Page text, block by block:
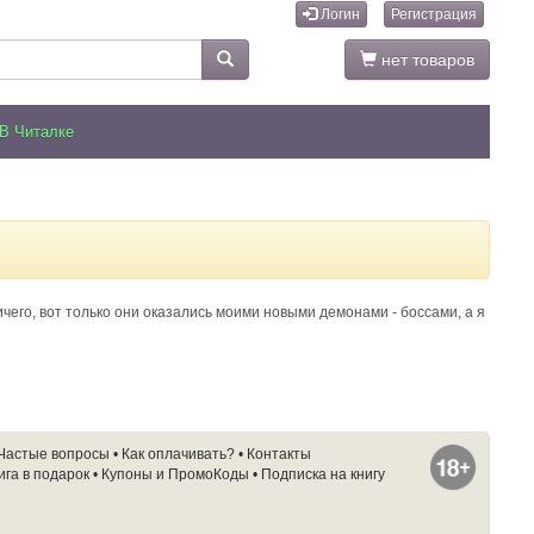
Логин Регистрация
нет товаров
В Читалке
вот только они оказались моими новыми демонами - боссами, а я
вопросы • Как оплачивать? • Контакты
в подарок • Купоны и ПромоКоды • Подписка на книгу